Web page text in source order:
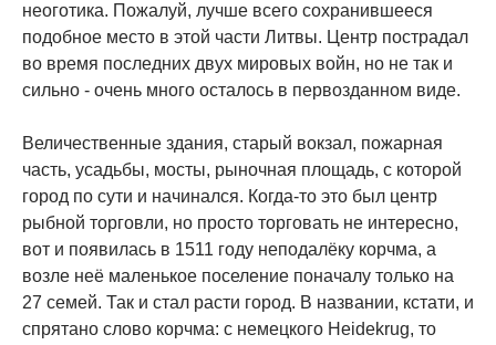
неоготика. Пожалуй, лучше всего сохранившееся
подобное место в этой части Литвы. Центр пострадал
во время последних двух мировых войн, но не так и
сильно - очень много осталось в первозданном виде.
Величественные здания, старый вокзал, пожарная
часть, усадьбы, мосты, рыночная площадь, с которой
город по сути и начинался. Когда-то это был центр
рыбной торговли, но просто торговать не интересно,
вот и появилась в 1511 году неподалёку корчма, а
возле неё маленькое поселение поначалу только на
27 семей. Так и стал расти город. В названии, кстати, и
спрятано слово корчма: с немецкого Heidekrug, то